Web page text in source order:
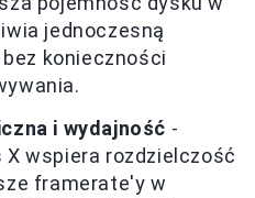
jednoczesną
konieczności
i wydajność -
X wspiera rozdzielczość
framerate'y w